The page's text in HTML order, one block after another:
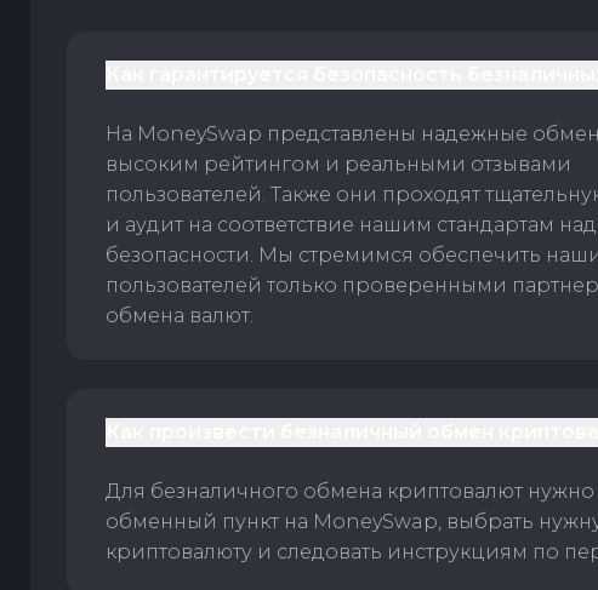
На MoneySwap представлены надежные
высоким рейтингом и реальными отзывами
пользователей. Также они проходят
и аудит на соответствие нашим стандартам
безопасности. Мы стремимся обеспечить
пользователей только проверенными
обмена валют.
Для безналичного обмена криптовалют
обменный пункт на MoneySwap, выбрать
криптовалюту и следовать инструкциям по